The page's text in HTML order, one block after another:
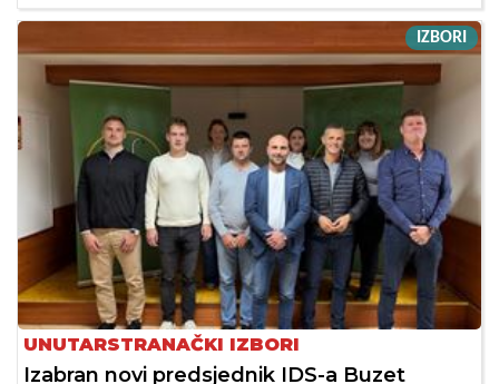
IZBORI
UNUTARSTRANAČKI IZBORI
Izabran novi predsjednik IDS-a Buzet